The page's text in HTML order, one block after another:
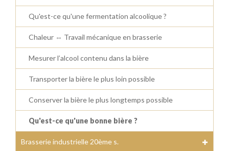
Qu'est-ce qu'une fermentation alcoolique ?
Chaleur ⇔ Travail mécanique en brasserie
Mesurer l’alcool contenu dans la bière
Transporter la bière le plus loin possible
Conserver la bière le plus longtemps possible
Qu'est-ce qu'une bonne bière ?
Brasserie industrielle 20ème s.